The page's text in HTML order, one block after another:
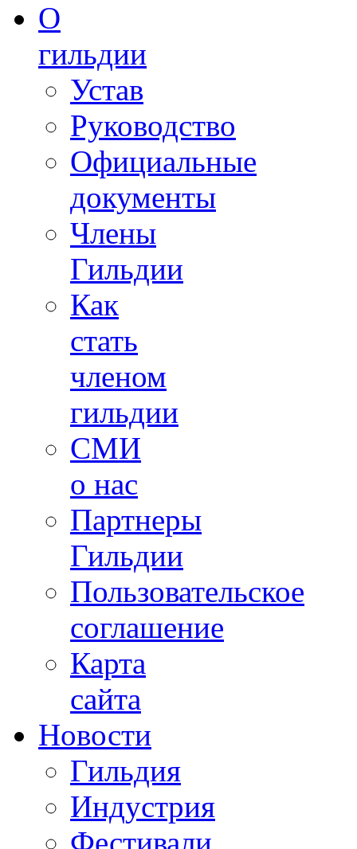
О
гильдии
Устав
Руководство
Официальные
документы
Члены
Гильдии
Как
стать
членом
гильдии
СМИ
о нас
Партнеры
Гильдии
Пользовательское
соглашение
Карта
сайта
Новости
Гильдия
Индустрия